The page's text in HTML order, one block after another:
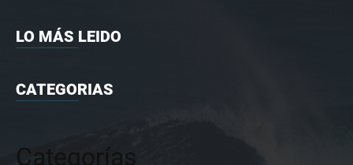
LO MÁS LEIDO
CATEGORIAS
Categorías